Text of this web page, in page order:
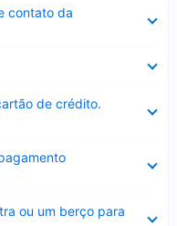
contato da
de crédito.
ou um berço para